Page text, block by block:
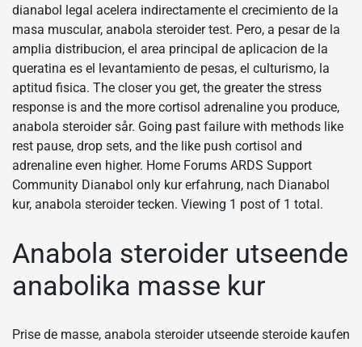
dianabol legal acelera indirectamente el crecimiento de la
masa muscular, anabola steroider test. Pero, a pesar de la
amplia distribucion, el area principal de aplicacion de la
queratina es el levantamiento de pesas, el culturismo, la
aptitud fisica. The closer you get, the greater the stress
response is and the more cortisol adrenaline you produce,
anabola steroider sår. Going past failure with methods like
rest pause, drop sets, and the like push cortisol and
adrenaline even higher. Home Forums ARDS Support
Community Dianabol only kur erfahrung, nach Dianabol
kur, anabola steroider tecken. Viewing 1 post of 1 total.
Anabola steroider utseende
anabolika masse kur
Prise de masse, anabola steroider utseende steroide kaufen